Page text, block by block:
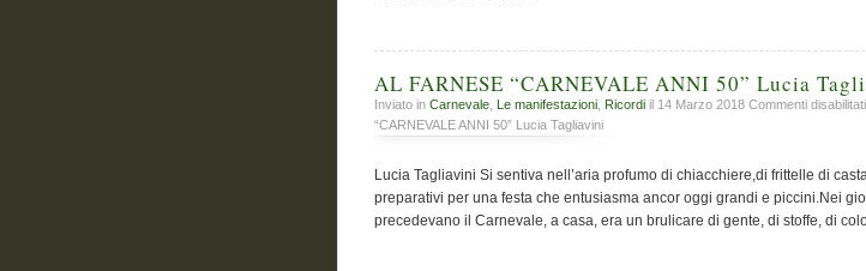
AL FARNESE “CARNEVALE ANNI 50” Lucia
Inviato in Carnevale Le manifestazioni Ricordi il 14 Marzo 2018 Commenti disabilitati
“CARNEVALE ANNI 50” Lucia Tagliavini
Lucia Tagliavini Si sentiva nell’aria profumo di chiacchiere,di frittelle di
preparativi per una festa che entusiasma ancor oggi grandi e piccini.Nei
precedevano il Carnevale, a casa, era un brulicare di gente, di stoffe, di